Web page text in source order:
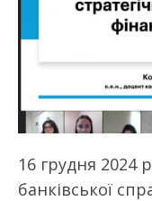
16 грудня 2024
банківської